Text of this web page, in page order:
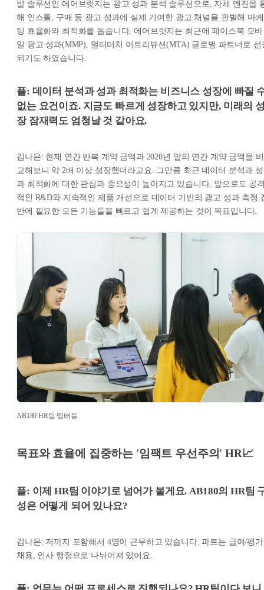
발 솔루션인 에어브릿지는 광고 성과 분석 솔루션으로, 자체 엔진을
해 인스톨, 구매 등 광고 성과에 실제 기여한 광고 채널을 판별해 마케
팅 효율화와 최적화를 돕습니다. 에어브릿지는 최근에 페이스북 모바
일 광고 성과(MMP), 멀티터치 어트리뷰션(MTA) 글로벌 파트너로 선
되기도 하였습니다.
플: 데이터 분석과 성과 최적화는 비즈니스 성장에 빠질
없는 요건이죠. 지금도 빠르게 성장하고 있지만, 미래의
장 잠재력도 엄청날 것 같아요.
김나은: 현재 연간 반복 계약 금액과 2020년 말의 연간 계약 금액을 비
교해보니 약 2배 이상 성장했더라고요. 그만큼 최근 데이터 분석과 성
과 최적화에 대한 관심과 중요성이 높아지고 있습니다. 앞으로도 공
적인 R&D와 지속적인 제품 개선으로 데이터 기반의 광고 성과 측정
반에 필요한 모든 기능들을 빠르고 쉽게 제공하는 것이 목표입니다.
AB180 HR팀 멤버들
목표와 효율에 집중하는 '임팩트 우선주의' HR📈
플: 이제 HR팀 이야기로 넘어가 볼게요. AB180의 HR팀
성은 어떻게 되어 있나요?
김나은: 저까지 포함해서 4명이 근무하고 있습니다. 파트는 급여/평
채용, 인사 행정으로 나뉘어져 있어요.